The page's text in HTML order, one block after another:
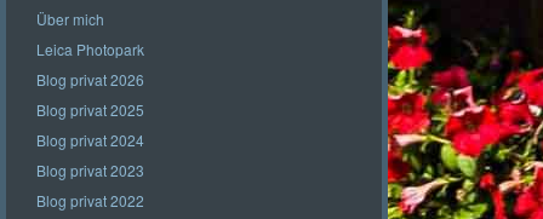
Über mich
Leica Photopark
Blog privat 2026
Blog privat 2025
Blog privat 2024
Blog privat 2023
Blog privat 2022